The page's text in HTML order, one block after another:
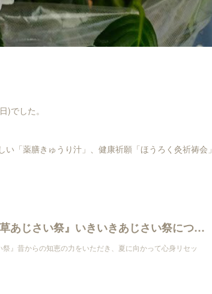
でした。
「薬膳きゅうり汁」、健康祈願「ほうろく灸祈祷会」
長國寺『いきいき浅草あじさい祭』いきいきあじさい祭について
』昔からの知恵の力をいただき、夏に向かって心身リセッ